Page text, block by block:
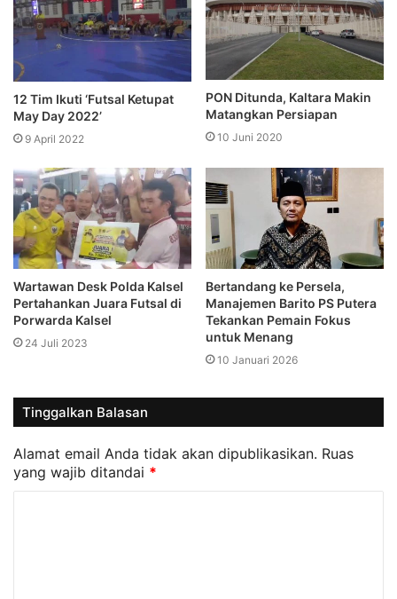
12 Tim Ikuti ‘Futsal Ketupat
May Day 2022’
9 April 2022
PON Ditunda, Kaltara Makin
Matangkan Persiapan
10 Juni 2020
Wartawan Desk Polda Kalsel
Pertahankan Juara Futsal di
Porwarda Kalsel
24 Juli 2023
Bertandang ke Persela,
Manajemen Barito PS Putera
Tekankan Pemain Fokus
untuk Menang
10 Januari 2026
Tinggalkan Balasan
Alamat email Anda tidak akan dipublikasikan. Ruas
yang wajib ditandai *